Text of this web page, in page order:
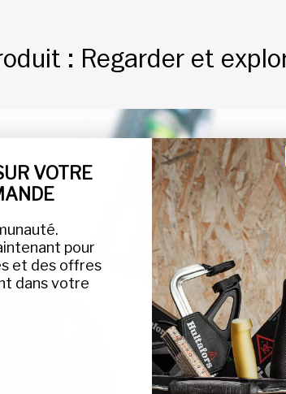
: Regarder et
VOTRE
pour
et des offres
dans votre